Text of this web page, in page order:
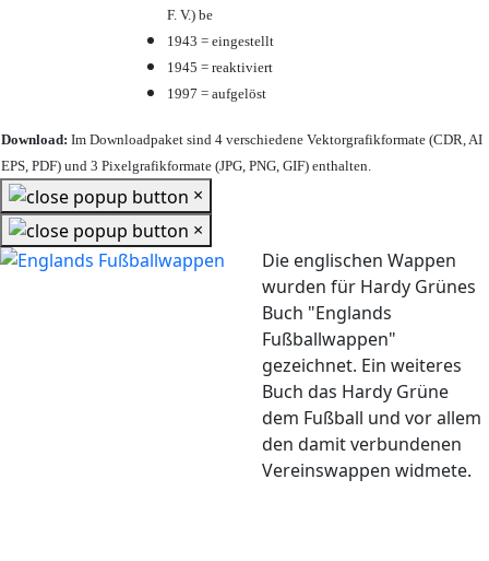
F. V.) be
1943 = eingestellt
1945 = reaktiviert
1997 = aufgelöst
Download: Im Downloadpaket sind 4 verschiedene Vektorgrafikformate (CDR, AI
EPS, PDF) und 3 Pixelgrafikformate (JPG, PNG, GIF) enthalten.
×
×
Die englischen Wappen
wurden für Hardy Grünes
Buch "Englands
Fußballwappen"
gezeichnet. Ein weiteres
Buch das Hardy Grüne
dem Fußball und vor allem
den damit verbundenen
Vereinswappen widmete.